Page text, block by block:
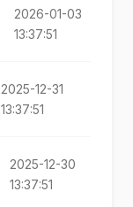
2026-01-03
13:37:51
2025-12-31
13:37:51
2025-12-30
13:37:51